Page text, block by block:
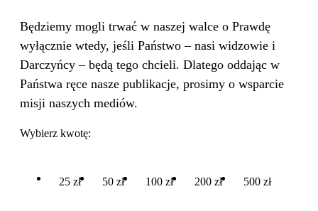
Będziemy mogli trwać w naszej walce o Prawdę
wyłącznie wtedy, jeśli Państwo – nasi widzowie i
Darczyńcy – będą tego chcieli. Dlatego oddając w
Państwa ręce nasze publikacje, prosimy o wsparcie
misji naszych mediów.
Wybierz kwotę:
25 zł 50 zł 100 zł 200 zł 500 zł